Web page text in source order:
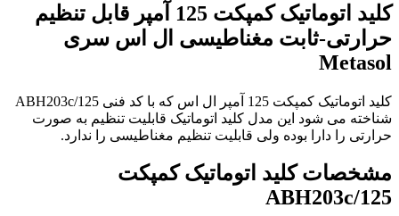
کلید اتوماتیک کمپکت 125 آمپر قابل تنظیم
حرارتی-ثابت مغناطیسی ال اس سری
Metasol
شناخته می شود این مدل کلید اتوماتیک قابلیت تنظیم به صورت
حرارتی را دارا بوده ولی قابلیت تنظیم مغناطیسی را ندارد.
مشخصات کلید اتوماتیک کمپکت
ABH203c/125